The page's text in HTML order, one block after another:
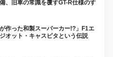
、旧車の常識を覆すGT-R仕様のす
が作った和製スーパーカー!?」F1エ
オット・キャスピタという伝説